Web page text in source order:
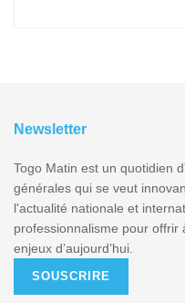
Newsletter
Togo Matin est un quotidien
générales qui se veut
l'actualité nationale et
professionnalisme pour offrir
enjeux d’aujourd’hui.
SOUSCRIRE